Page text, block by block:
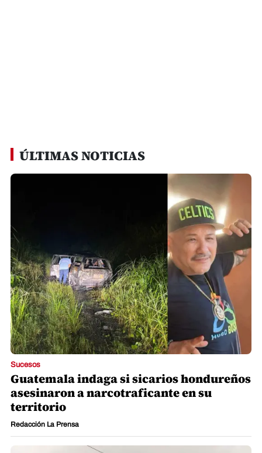
ÚLTIMAS NOTICIAS
Sucesos
Guatemala indaga si sicarios hondureños
asesinaron a narcotraficante en su
territorio
Redacción La Prensa